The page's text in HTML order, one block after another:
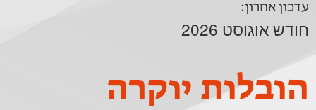
עדכון אחרון:
חודש אוגוסט 2026
הובלות יוקרה